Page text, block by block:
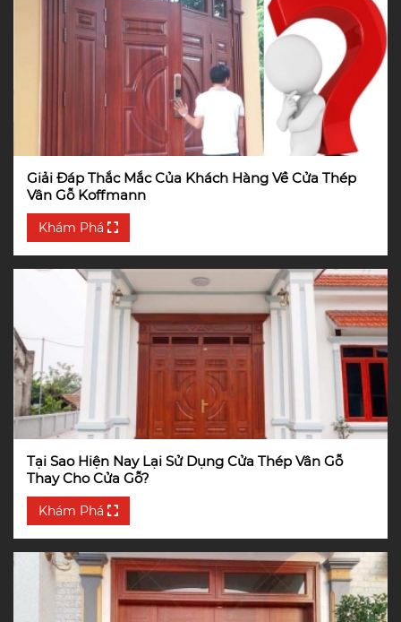
Giải Đáp Thắc Mắc Của Khách Hàng Về Cửa Thép
Vân Gỗ Koffmann
Khám Phá
Tại Sao Hiện Nay Lại Sử Dụng Cửa Thép Vân Gỗ
Thay Cho Cửa Gỗ?
Khám Phá